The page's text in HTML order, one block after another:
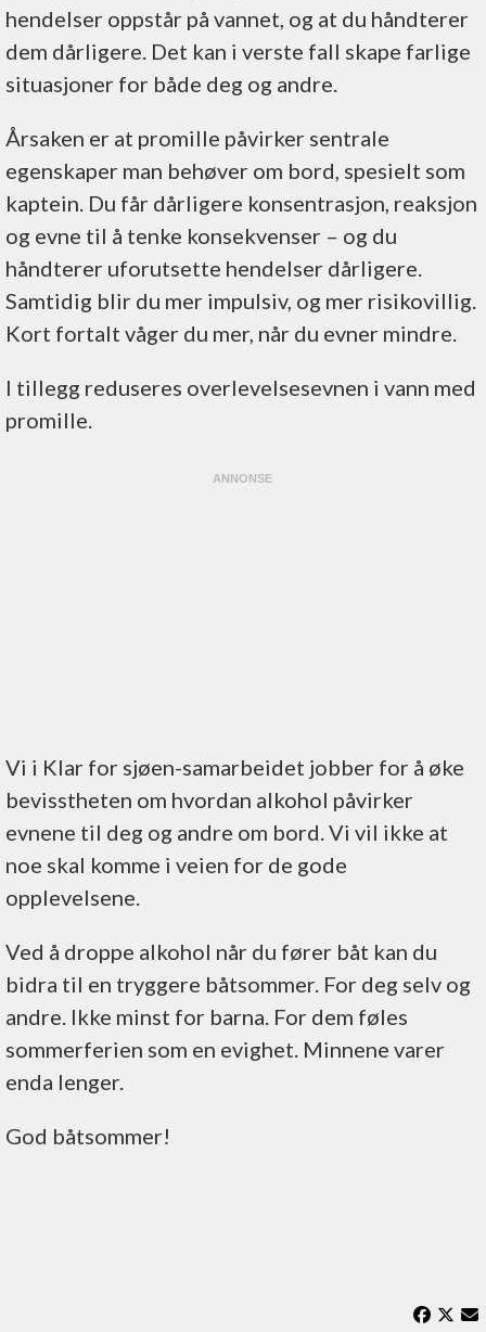
hendelser oppstår på vannet, og at du håndterer
dem dårligere. Det kan i verste fall skape farlige
situasjoner for både deg og andre.
Årsaken er at promille påvirker sentrale
egenskaper man behøver om bord, spesielt som
kaptein. Du får dårligere konsentrasjon, reaksjon
og evne til å tenke konsekvenser – og du
håndterer uforutsette hendelser dårligere.
Samtidig blir du mer impulsiv, og mer risikovillig.
Kort fortalt våger du mer, når du evner mindre.
I tillegg reduseres overlevelsesevnen i vann med
promille.
Vi i Klar for sjøen-samarbeidet jobber for å øke
bevisstheten om hvordan alkohol påvirker
evnene til deg og andre om bord. Vi vil ikke at
noe skal komme i veien for de gode
opplevelsene.
Ved å droppe alkohol når du fører båt kan du
bidra til en tryggere båtsommer. For deg selv og
andre. Ikke minst for barna. For dem føles
sommerferien som en evighet. Minnene varer
enda lenger.
God båtsommer!